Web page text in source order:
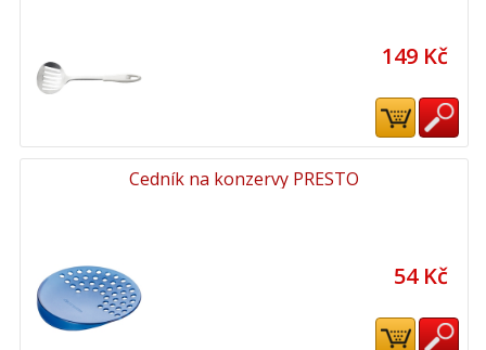
149 Kč
Cedník na konzervy PRESTO
54 Kč